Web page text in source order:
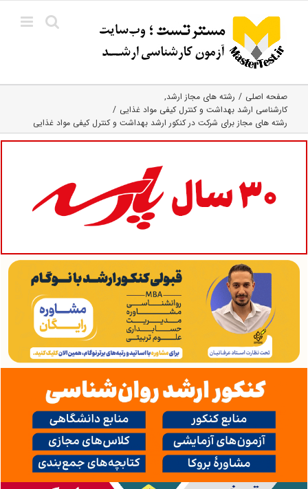
content
صفحه اصلی
رشته های مجاز ارشد
کارشناسی ارشد بهداشت و کنترل کیفی مواد غذایی
رشته های مجاز برای شرکت در کنکور ارشد بهداشت و کنترل کیفی مواد غذایی